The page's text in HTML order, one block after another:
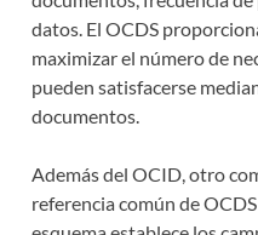
datos. El OCDS
maximizar el número de
pueden satisfacerse
documentos.
Además del OCID, otro
referencia común de OCDS